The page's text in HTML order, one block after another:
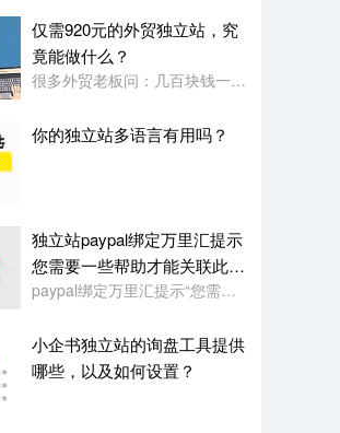
仅需920元的外贸独立站，究
竟能做什么？
很多外贸老板问：几百块钱一年的网站，功能会不会很简陋？小企书专业版本用实力告诉你：920元，足够打造一个专业级的外贸展示站。
你的独立站多语言有用吗？
独立站paypal绑定万里汇提示
您需要一些帮助才能关联此账
户
paypal绑定万里汇提示“您需要一些帮助才能关联此账户。请联系我们寻求帮助,或者您也可以绑定其它账户”
小企书独立站的询盘工具提供
哪些，以及如何设置？